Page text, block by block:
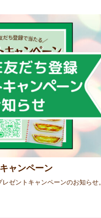
ャンペーン
ゼントキャンペーンのお知らせ。